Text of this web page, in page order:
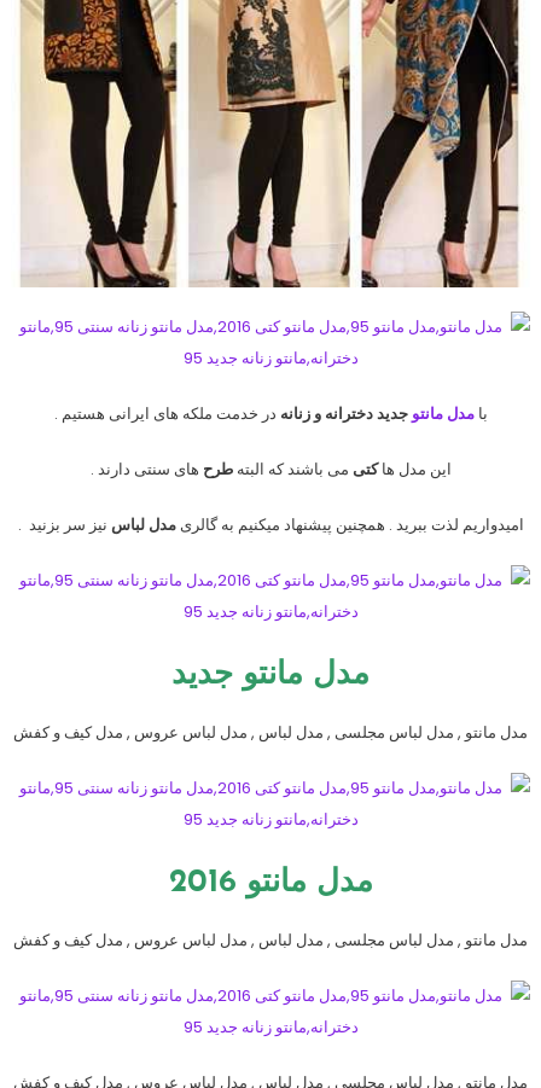
بامدل مانتو جدید دخترانه و زنانه در خدمت ملکه های ایرانی هستیم .
این مدل هاکتی می باشند که البتهطرح های سنتی دارند .
امیدواریم لذت ببرید . همچنین پیشنهاد میکنیم به گالریمدل لباس نیز سر بزنید .
مدل مانتو جدید
مدل مانتو , مدل لباس مجلسی , مدل لباس , مدل لباس عروس , مدل کیف و کفش
مدل مانتو 2016
مدل مانتو , مدل لباس مجلسی , مدل لباس , مدل لباس عروس , مدل کیف و کفش
مدل مانتو , مدل لباس مجلسی , مدل لباس , مدل لباس عروس , مدل کیف و کفش